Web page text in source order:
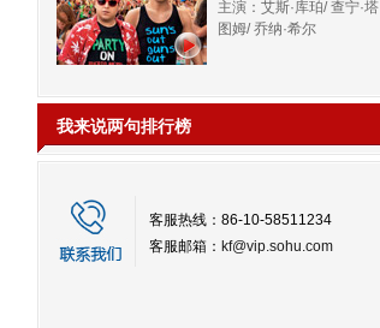
主演：艾斯·库珀/ 查宁·塔
图姆/ 乔纳·希尔
我来说两句排行榜
客服热线：86-10-58511234
客服邮箱： kf@vip.sohu.com